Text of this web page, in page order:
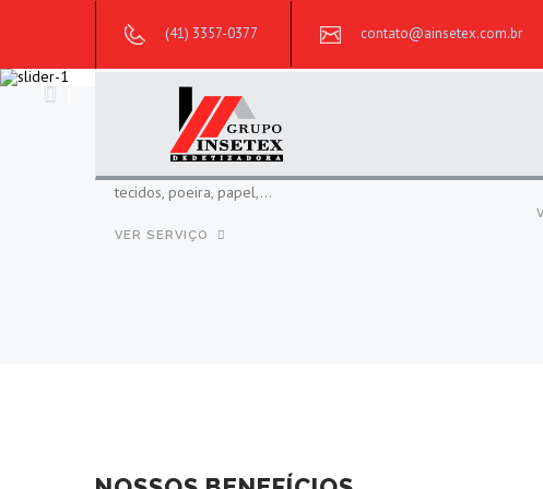
(41) 3357-0377 contato@ainsetex.com.br
ABELHAS E VESPAS
Existem mais de 20 mil espécies de abelhas espalhadas em
grande parte do mundo. O Brasil tem ainda centenas de